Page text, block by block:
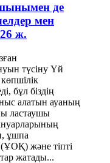
де
мен
ж.
түсіну Үй
бұл біздің
алатын ауаның
ластаушы
ұшпа
және тіпті
жатады...